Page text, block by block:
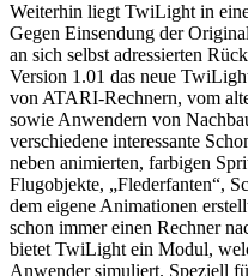
Weiterhin liegt TwiLight in
Gegen Einsendung der
an sich selbst adressierten
Version 1.01 das neue
von ATARI-Rechnern, vom
sowie Anwendern von
verschiedene interessante
neben animierten, farbigen
Flugobjekte, „Flederfanten“,
dem eigene Animationen
schon immer einen Rechner
bietet TwiLight ein Modul,
Anwender simuliert. Speziell